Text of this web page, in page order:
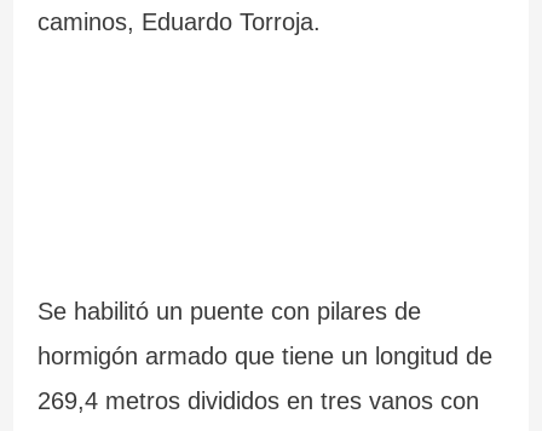
caminos, Eduardo Torroja.
Se habilitó un puente con pilares de
hormigón armado que tiene un longitud de
269,4 metros divididos en tres vanos con